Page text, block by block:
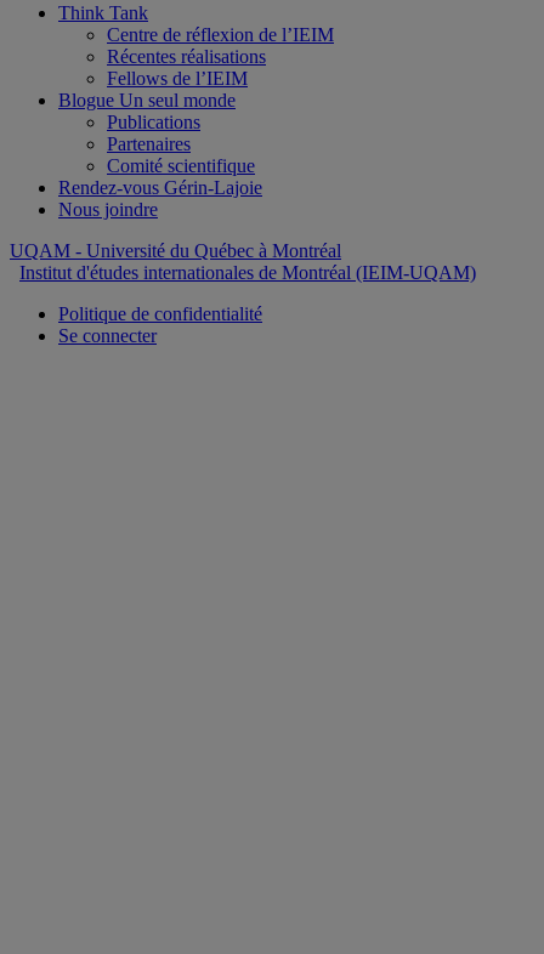
Think Tank
Centre de réflexion de l’IEIM
Récentes réalisations
Fellows de l’IEIM
Blogue Un seul monde
Publications
Partenaires
Comité scientifique
Rendez-vous Gérin-Lajoie
Nous joindre
UQAM - Université du Québec à Montréal
Institut d'études internationales de Montréal (IEIM-UQAM)
Politique de confidentialité
Se connecter